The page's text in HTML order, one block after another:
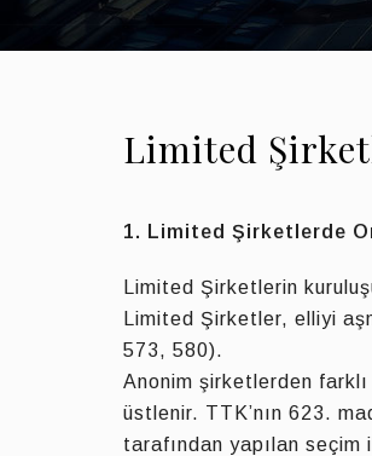
Limited
1. Limited Şirketlerde
Limited Şirketlerin
Limited Şirketler, elliyi
573, 580).
Anonim şirketlerden
üstlenir. TTK’nın 623.
tarafından yapılan